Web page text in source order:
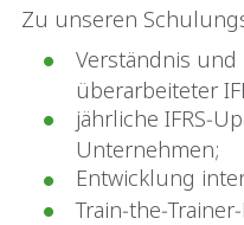
Zu unseren
Verständnis
überarbeiteter
jährliche
Unternehmen;
Entwicklung